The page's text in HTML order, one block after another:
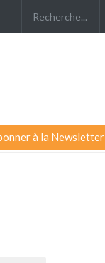
à la Newsletter